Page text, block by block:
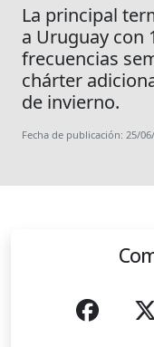
La principal
a Uruguay con
frecuencias
chárter
de invierno.
Fecha de publicación: 25/